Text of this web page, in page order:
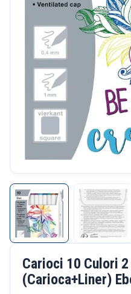
Carioci 10 Culori
(Carioca+Liner)